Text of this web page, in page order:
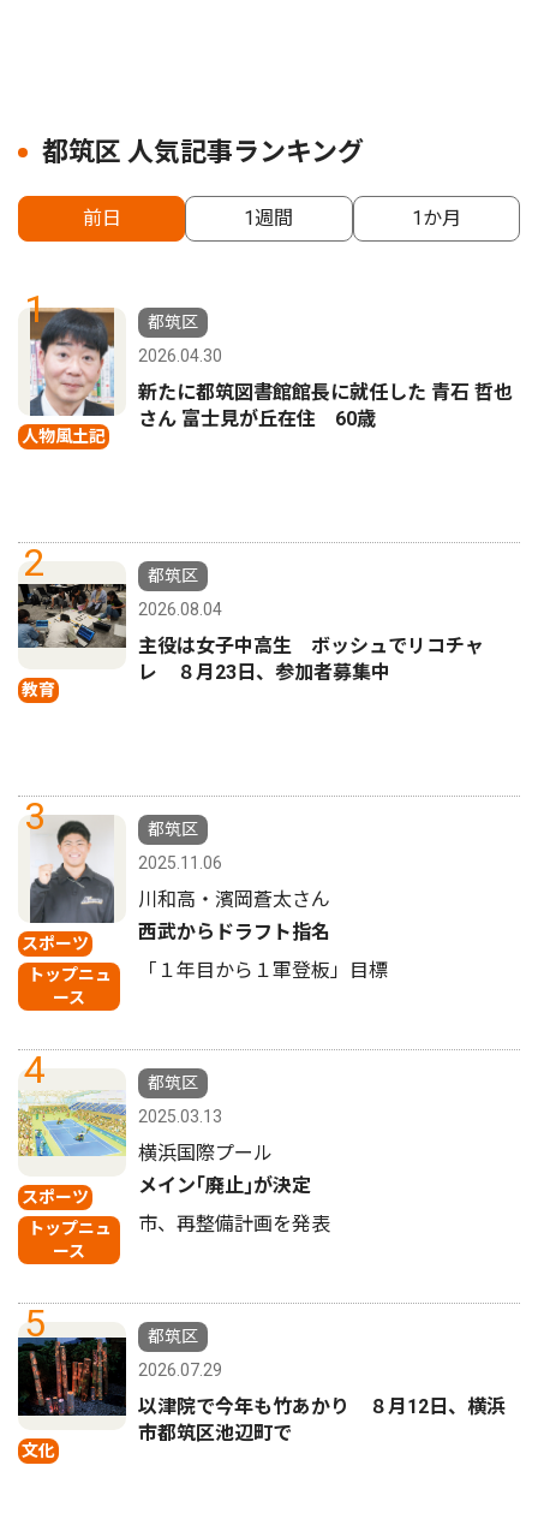
都筑区 人気記事ランキング
前日 1週間 1か月
1
人物風土記
都筑区
2026.04.30
新たに都筑図書館館長に就任した 青石 哲也
さん 富士見が丘在住 60歳
2
教育
都筑区
2026.08.04
主役は女子中高生 ボッシュでリコチャ
レ ８月23日、参加者募集中
3
スポーツ
トップニュ
ース
都筑区
2025.11.06
川和高・濱岡蒼太さん
西武からドラフト指名
「１年目から１軍登板」目標
4
スポーツ
トップニュ
ース
都筑区
2025.03.13
横浜国際プール
メイン｢廃止｣が決定
市、再整備計画を発表
5
文化
都筑区
2026.07.29
以津院で今年も竹あかり ８月12日、横浜
市都筑区池辺町で